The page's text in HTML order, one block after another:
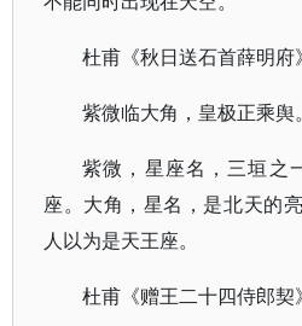
杜甫《秋日送石首薛明府
紫微临大角，皇极正乘舆。
紫微，星座名，三垣之
座。大角，星名，是北天的
人以为是天王座。
杜甫《赠王二十四侍郎契